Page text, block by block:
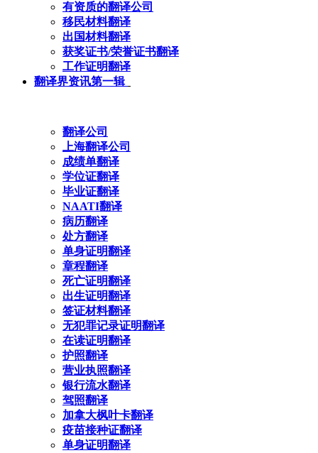
有资质的翻译公司
移民材料翻译
出国材料翻译
获奖证书/荣誉证书翻译
工作证明翻译
翻译界资讯第一辑
翻译公司
上海翻译公司
成绩单翻译
学位证翻译
毕业证翻译
NAATI翻译
病历翻译
处方翻译
单身证明翻译
章程翻译
死亡证明翻译
出生证明翻译
签证材料翻译
无犯罪记录证明翻译
在读证明翻译
护照翻译
营业执照翻译
银行流水翻译
驾照翻译
加拿大枫叶卡翻译
疫苗接种证翻译
单身证明翻译